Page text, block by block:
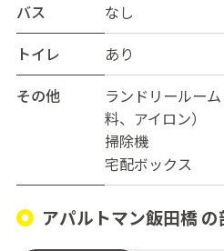
バス
なし
トイレ
あり
その他
ランドリールー
料、アイロン）
掃除機
宅配ボックス
アパルトマン飯田橋